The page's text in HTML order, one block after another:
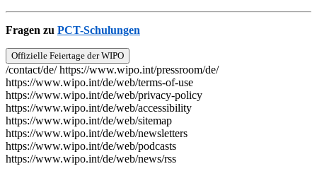
Fragen zu PCT-Schulungen
Offizielle Feiertage der WIPO
/contact/de/ https://www.wipo.int/pressroom/de/
https://www.wipo.int/de/web/terms-of-use
https://www.wipo.int/de/web/privacy-policy
https://www.wipo.int/de/web/accessibility
https://www.wipo.int/de/web/sitemap
https://www.wipo.int/de/web/newsletters
https://www.wipo.int/de/web/podcasts
https://www.wipo.int/de/web/news/rss